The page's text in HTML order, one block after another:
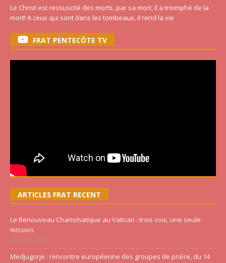
Le Christ est ressuscité des morts, par sa mort, il a triomphé de la
mort! A ceux qui sont dans les tombeaux, il rend la vie
FRAT PENTECÔTE TV
ARTICLES FRAT RECENT
Le Renouveau Charismatique au Vatican : trois voix, une seule
mission
21 juillet 2026
Medjugorje : rencontre européenne des groupes de prière, du 14